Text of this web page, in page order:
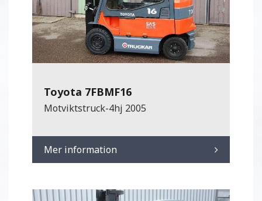
Toyota 7FBMF16
Motviktstruck-4hj 2005
Mer information